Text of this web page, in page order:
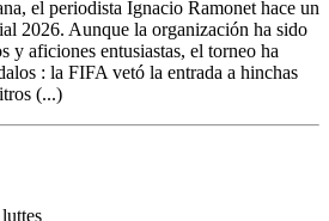
el periodista Ignacio Ramonet hace un
2026. Aunque la organización ha sido
y aficiones entusiastas, el torneo ha
: la FIFA vetó la entrada a hinchas
(...)